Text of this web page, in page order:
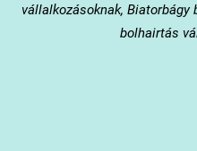
vállalkozásoknak,
bolhairtás